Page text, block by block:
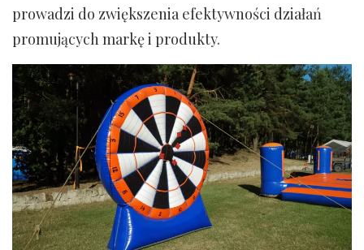
prowadzi do zwiększenia efektywności działań
promujących markę i produkty.